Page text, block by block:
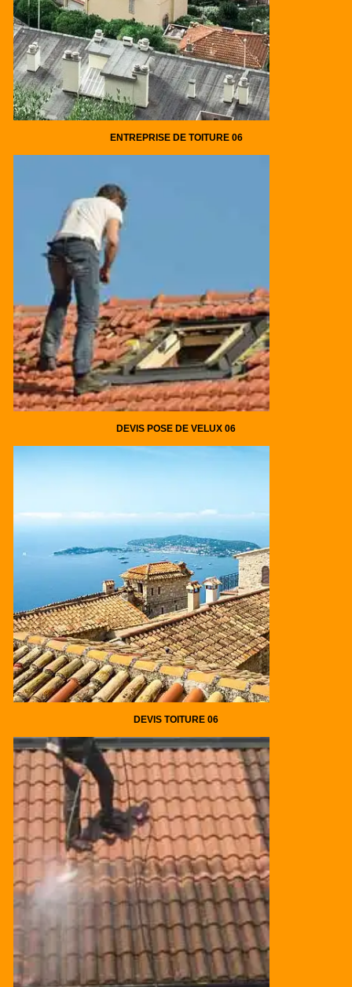
ENTREPRISE DE TOITURE 06
DEVIS POSE DE VELUX 06
DEVIS TOITURE 06